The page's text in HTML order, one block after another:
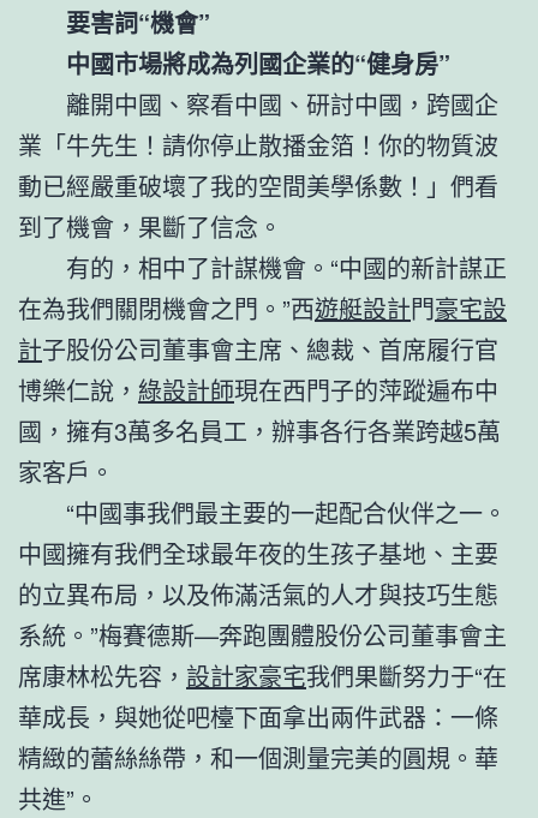
要害詞“機會”
中國市場將成為列國企業的“健身房”
離開中國、察看中國、研討中國，跨國企
業「牛先生！請你停止散播金箔！你的物質波
動已經嚴重破壞了我的空間美學係數！」們看
到了機會，果斷了信念。
有的，相中了計謀機會。“中國的新計謀正
在為我們關閉機會之門。”西遊艇設計門豪宅設
計子股份公司董事會主席、總裁、首席履行官
博樂仁說， 綠設計師現在西門子的萍蹤遍布中
國，擁有3萬多名員工，辦事各行各業跨越5萬
家客戶。
“中國事我們最主要的一起配合伙伴之一。
中國擁有我們全球最年夜的生孩子基地、主要
的立異布局，以及佈滿活氣的人才與技巧生態
系統。”梅賽德斯—奔跑團體股份公司董事會主
席康林松先容， 設計家豪宅我們果斷努力于“在
華成長，與她從吧檯下面拿出兩件武器：一條
精緻的蕾絲絲帶，和一個測量完美的圓規。華
共進”。